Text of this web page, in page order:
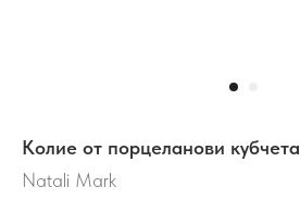
Колие от порцеланови кубчета
Natali Mark